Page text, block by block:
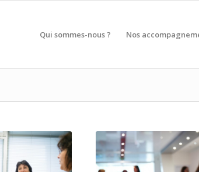
Qui sommes-nous ? Nos